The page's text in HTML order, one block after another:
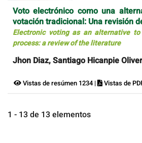
Voto electrónico como una
votación tradicional: Una revisión
Electronic voting as an alternative
process: a review of the literature
Jhon Diaz, Santiago Hicanpie
Vistas de resúmen 1234 | Vistas de
1 - 13 de 13 elementos